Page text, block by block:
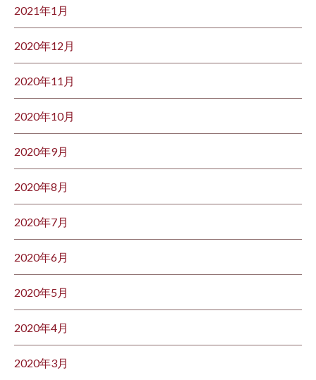
2021年1月
2020年12月
2020年11月
2020年10月
2020年9月
2020年8月
2020年7月
2020年6月
2020年5月
2020年4月
2020年3月